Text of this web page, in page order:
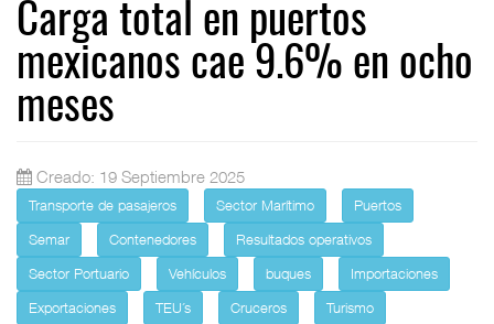
Carga total en puertos
mexicanos cae 9.6% en ocho
meses
Creado: 19 Septiembre 2025
Transporte de pasajeros Sector Marítimo
Puertos
Semar
Contenedores
Resultados operativos
Sector Portuario
Vehículos buques
Importaciones
Exportaciones
TEU´s Cruceros Turismo